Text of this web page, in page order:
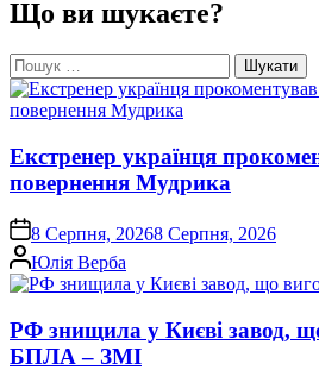
Що ви шукаєте?
Пошук:
Екстренер українця
повернення Мудрика
on8 Серпня, 20268 Серпня, 2026
Опубліковано
Юлія Верба
РФ знищила у Києві завод,
БПЛА – ЗМІ